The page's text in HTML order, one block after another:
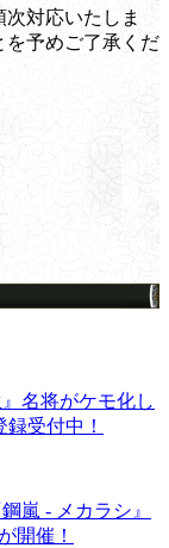
対応いたしま
を予めご了承くだ
名将がケモ化し
受付中！
嵐 - メカラシ』
開催！